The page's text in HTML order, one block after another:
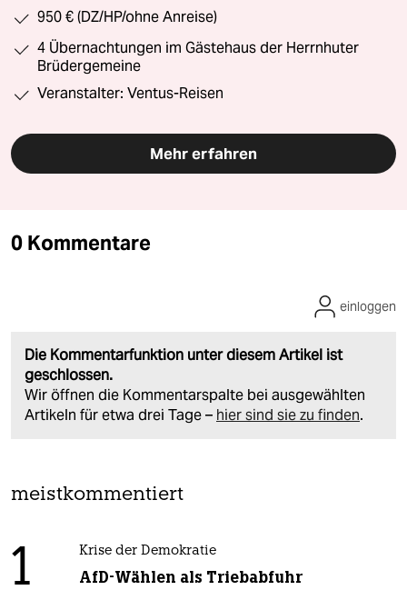
950 € (DZ/HP/ohne Anreise)
4 Übernachtungen im Gästehaus der Herrnhuter
Brüdergemeine
Veranstalter: Ventus-Reisen
Mehr erfahren
0 Kommentare
Die Kommentarfunktion unter diesem Artikel ist
geschlossen.
Wir öffnen die Kommentarspalte bei ausgewählten
Artikeln für etwa drei Tage – hier sind sie zu finden.
einloggen
meistkommentiert
1 Krise der Demokratie
AfD-Wählen als Triebabfuhr